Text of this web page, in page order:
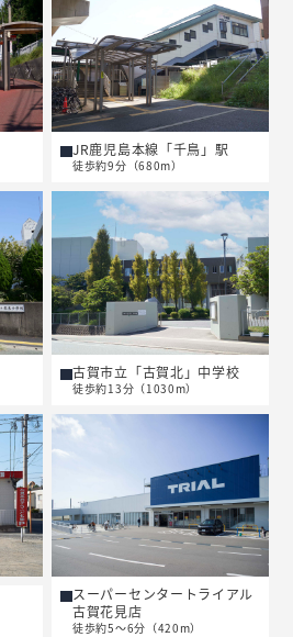
JR鹿児島本線「千鳥」駅
徒歩約9分（680m）
古賀市立「古賀北」中学校
徒歩約13分（1030m）
スーパーセンタートライアル
古賀花見店
徒歩約5～6分（420m）